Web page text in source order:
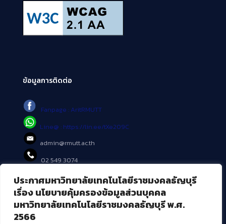
ประกาศมหาวิทยาลัยเทคโนโลยีราชมงคลธัญบุรี
เรื่อง นโยบายคุ้มครองข้อมูลส่วนบุคคล
มหาวิทยาลัยเทคโนโลยีราชมงคลธัญบุรี พ.ศ.
2566
ข้อมูลการติดต่อ
Fanpage : AritRMUTT
Line@ : https://lin.ee/tXe209C
admin@rmutt.ac.th
02 549 3074
บริการอื่นๆ ของ สวส.
ศูนย์สื่อดิจิทัล
ศูนย์นวัตกรรมและความรู้